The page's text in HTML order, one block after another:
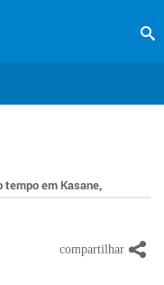
tempo em Kasane,